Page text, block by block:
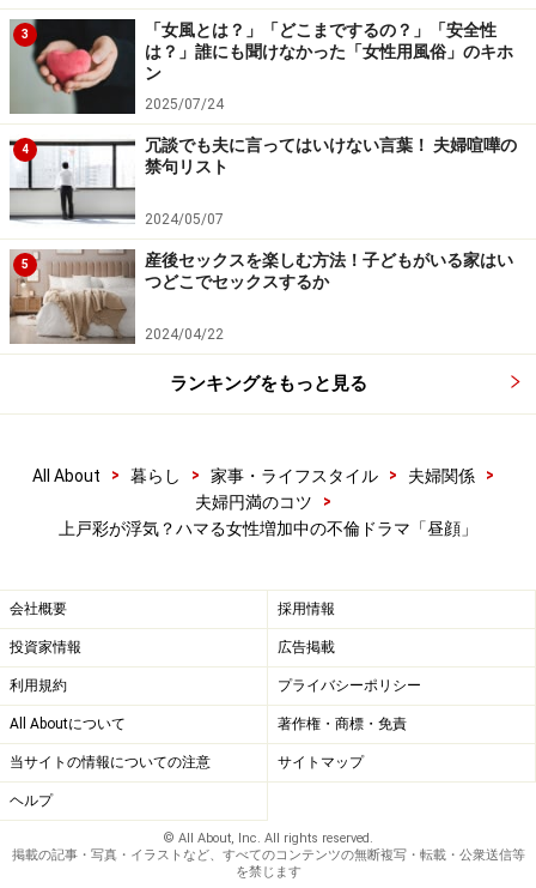
3
「女風とは？」「どこまでするの？」「安全性
は？」誰にも聞けなかった「女性用風俗」のキホ
ン
2025/07/24
4
冗談でも夫に言ってはいけない言葉！ 夫婦喧嘩の
禁句リスト
2024/05/07
5
産後セックスを楽しむ方法！子どもがいる家はい
つどこでセックスするか
2024/04/22
ランキングをもっと見る
All About > 暮らし > 家事・ライフスタイル > 夫婦関係
>
夫婦円満のコツ
>
上戸彩が浮気？ハマる女性増加中の不倫ドラマ「昼顔」
会社概要 採用情報
投資家情報 広告掲載
利用規約 プライバシーポリシー
All Aboutについて 著作権・商標・免責
当サイトの情報についての注意 サイトマップ
ヘルプ
© All About, Inc. All rights reserved.
掲載の記事・写真・イラストなど、すべてのコンテンツの無断複写・転載・公衆送信等
を禁じます